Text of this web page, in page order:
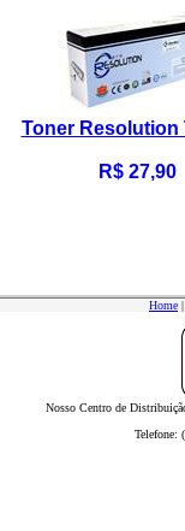
Toner Resolution
R$ 27,90
Home |
Nosso Centro de
Telefone: